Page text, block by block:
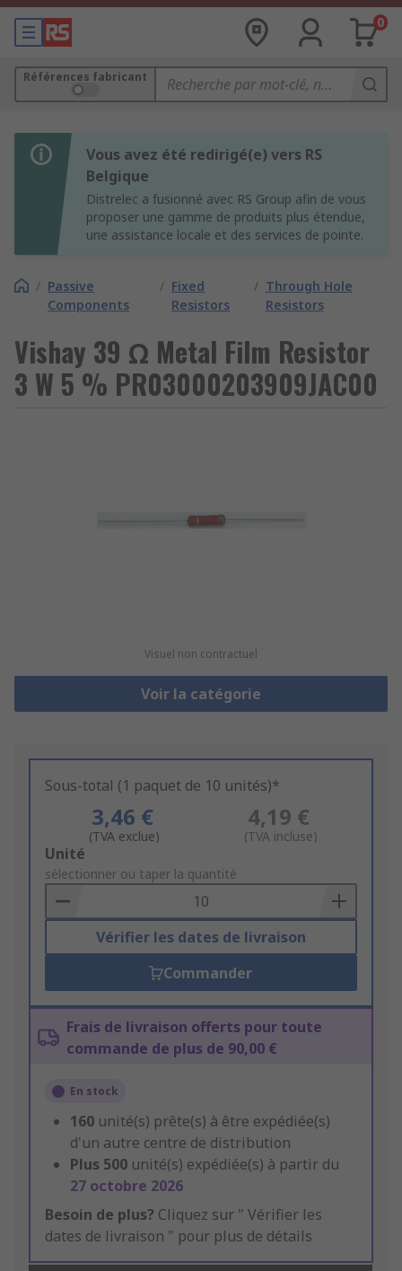
0
Références fabricant
Vous avez été redirigé(e) vers RS
Belgique
Distrelec a fusionné avec RS Group afin de vous
proposer une gamme de produits plus étendue,
une assistance locale et des services de pointe.
/ Passive
Components
/ Fixed
Resistors
/ Through Hole
Resistors
Vishay 39 Ω Metal Film Resistor
3 W 5 % PR03000203909JAC00
Visuel non contractuel
Voir la catégorie
Sous-total (1 paquet de 10 unités)*
3,46 €
(TVA exclue)
4,19 €
(TVA incluse)
Add
to
Basket
Unité
sélectionner ou taper la quantité
Vérifier les dates de livraison
Commander
Frais de livraison offerts pour toute
commande de plus de 90,00 €
En stock
160 unité(s) prête(s) à être expédiée(s)
d'un autre centre de distribution
Plus 500 unité(s) expédiée(s) à partir du
27 octobre 2026
Besoin de plus? Cliquez sur " Vérifier les
dates de livraison " pour plus de détails